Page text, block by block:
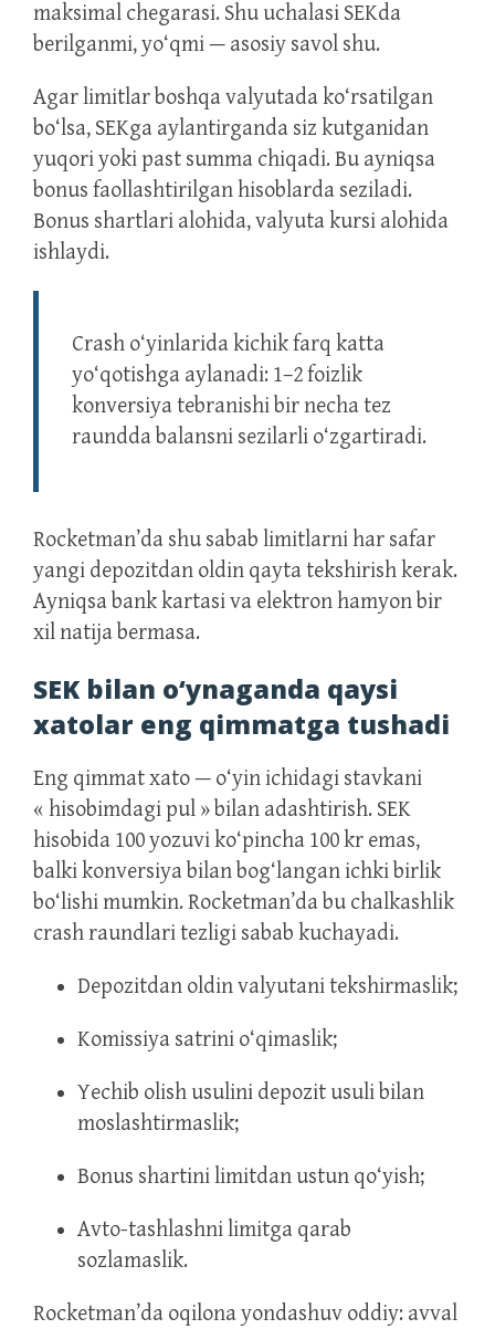
maksimal chegarasi. Shu uchalasi SEKda
berilganmi, yo‘qmi — asosiy savol shu.
Agar limitlar boshqa valyutada ko‘rsatilgan
bo‘lsa, SEKga aylantirganda siz kutganidan
yuqori yoki past summa chiqadi. Bu ayniqsa
bonus faollashtirilgan hisoblarda seziladi.
Bonus shartlari alohida, valyuta kursi alohida
ishlaydi.
Crash o‘yinlarida kichik farq katta
yo‘qotishga aylanadi: 1–2 foizlik
konversiya tebranishi bir necha tez
raundda balansni sezilarli o‘zgartiradi.
Rocketman’da shu sabab limitlarni har safar
yangi depozitdan oldin qayta tekshirish kerak.
Ayniqsa bank kartasi va elektron hamyon bir
xil natija bermasa.
SEK bilan o‘ynaganda qaysi
xatolar eng qimmatga tushadi
Eng qimmat xato — o‘yin ichidagi stavkani
« hisobimdagi pul » bilan adashtirish. SEK
hisobida 100 yozuvi ko‘pincha 100 kr emas,
balki konversiya bilan bog‘langan ichki birlik
bo‘lishi mumkin. Rocketman’da bu chalkashlik
crash raundlari tezligi sabab kuchayadi.
Depozitdan oldin valyutani tekshirmaslik;
Komissiya satrini o‘qimaslik;
Yechib olish usulini depozit usuli bilan
moslashtirmaslik;
Bonus shartini limitdan ustun qo‘yish;
Avto-tashlashni limitga qarab
sozlamaslik.
Rocketman’da oqilona yondashuv oddiy: avval